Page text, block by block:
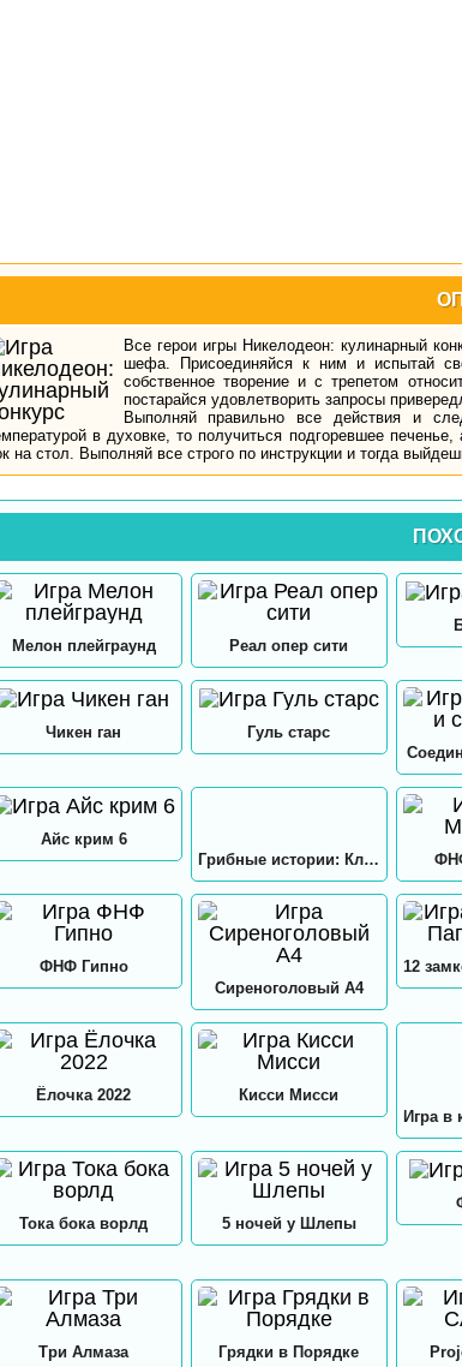
Все герои игры Никелодеон: кулинарный
шефа. Присоединяйся к ним и испытай
собственное творение и с трепетом
постарайся удовлетворить запросы
Выполняй правильно все действия и
в духовке, то получиться подгоревшее
на стол. Выполняй все строго по инструкции и тогда
Мелон плейграунд Реал опер сити
Чикен ган
Гуль старс
Айс крим 6
Грибные истории: Кликер
ФНФ Гипно
Сиреноголовый А4
Ёлочка 2022
Кисси Мисси
Тока бока ворлд 5 ночей у Шлепы
Три Алмаза Грядки в Порядке